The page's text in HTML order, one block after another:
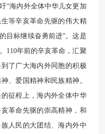
“海内外全体中华儿女更加
等辛亥革命先驱的伟大精
目标继续奋勇前进”。这是
110年前的辛亥革命，汇聚
了广大海内外同胞的积极
、爱国精神和民族精神。
征程上，海内外全体中华
革命先驱的崇高精神，和
人民的大团结、海内外中